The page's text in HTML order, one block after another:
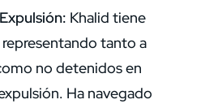
Khalid tiene
tanto a
no detenidos en
Ha navegado